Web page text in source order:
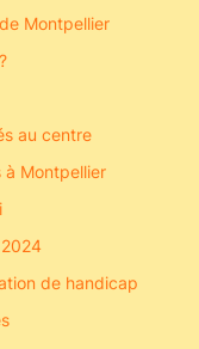
Montpellier
au centre
à Montpellier
de handicap